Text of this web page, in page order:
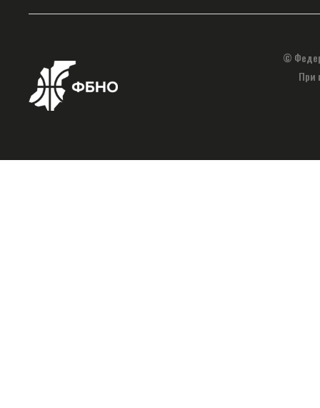
©
При